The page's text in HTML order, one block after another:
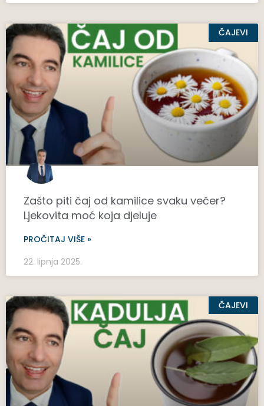
ČAJEVI
Zašto piti čaj od kamilice svaku večer?
Ljekovita moć koja djeluje
PROČITAJ VIŠE »
22. lipnja 2025.
ČAJEVI